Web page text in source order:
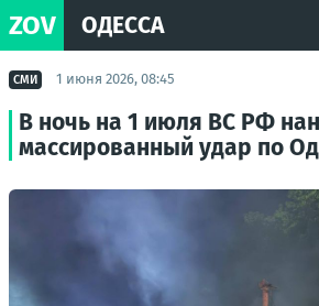
ZOV ОДЕССА
СМИ 1 июня 2026, 08:45
В ночь на 1 июля ВС РФ
массированный удар по